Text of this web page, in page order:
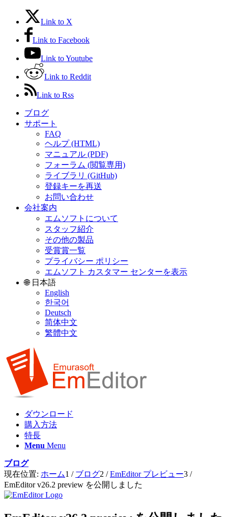
Link to X
Link to Facebook
Link to Youtube
Link to Reddit
Link to Rss
ブログ
サポート
FAQ
ヘルプ (HTML)
マニュアル (PDF)
フォーラム (閲覧専用)
ライブラリ (GitHub)
登録キーを再送
お問い合わせ
会社案内
エムソフトについて
スタッフ紹介
その他の製品
受賞賞一覧
プライバシー ポリシー
エムソフト カスタマー センターを表示
🌐 日本語
English
한국어
Deutsch
简体中文
繁體中文
ダウンロード
購入方法
特長
Menu Menu
ブログ
現在位置: ホーム1 / ブログ2 / EmEditor プレビュー3 /
EmEditor v26.2 preview を公開しました